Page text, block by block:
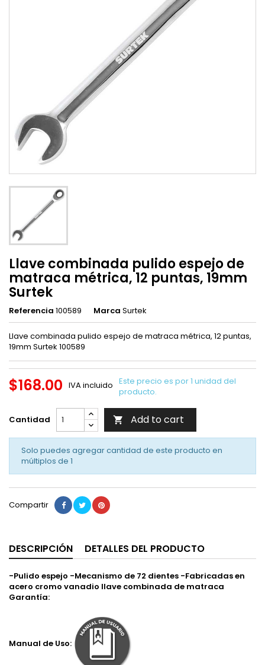
Llave combinada pulido espejo de
matraca métrica, 12 puntas, 19mm
Surtek
Referencia 100589 Marca Surtek
Llave combinada pulido espejo de matraca métrica, 12 puntas,
19mm Surtek 100589
$168.00 IVA incluido Este precio es por 1 unidad del
producto.
Cantidad  Add to cart
Solo puedes agregar cantidad de este producto en
múltiplos de 1
Compartir
DESCRIPCIÓN DETALLES DEL PRODUCTO
-Pulido espejo -Mecanismo de 72 dientes -Fabricadas en
acero cromo vanadio llave combinada de matraca
Garantía:
Manual de Uso: